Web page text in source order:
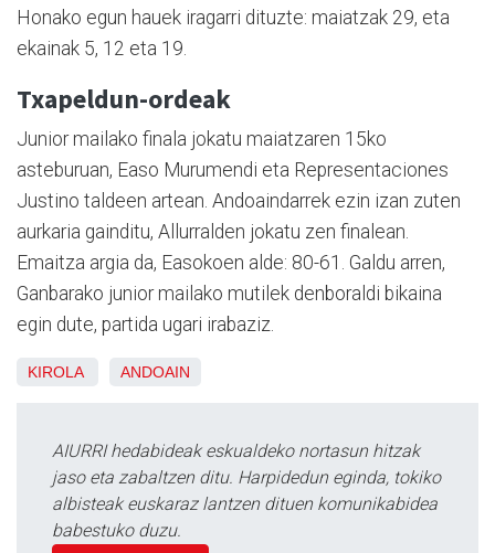
Honako egun hauek iragarri dituzte: maiatzak 29, eta
ekainak 5, 12 eta 19.
Txapeldun-ordeak
Junior mailako finala jokatu maiatzaren 15ko
asteburuan, Easo Murumendi eta Representaciones
Justino taldeen artean. Andoaindarrek ezin izan zuten
aurkaria gainditu, Allurralden jokatu zen finalean.
Emaitza argia da, Easokoen alde: 80-61. Galdu arren,
Ganbarako junior mailako mutilek denboraldi bikaina
egin dute, partida ugari irabaziz.
KIROLA ANDOAIN
AIURRI hedabideak eskualdeko nortasun hitzak
jaso eta zabaltzen ditu. Harpidedun eginda, tokiko
albisteak euskaraz lantzen dituen komunikabidea
babestuko duzu.